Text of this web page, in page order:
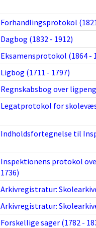
Forhandlingsprotokol
Dagbog (1832 - 1912)
Eksamensprotokol (1864 -
Ligbog (1711 - 1797)
Regnskabsbog over
Legatprotokol for
Indholdsfortegnelse til
Inspektionens protokol
1736)
Arkivregistratur:
Arkivregistratur:
Forskellige sager (1782 -